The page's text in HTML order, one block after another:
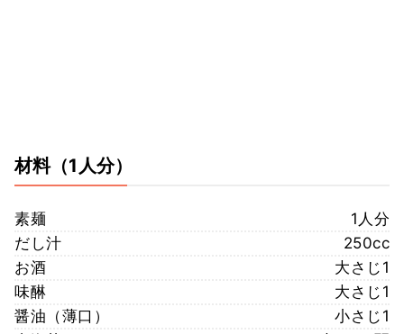
材料（1人分）
素麺
1人分
だし汁
250cc
お酒
大さじ1
味醂
大さじ1
醤油（薄口）
小さじ1